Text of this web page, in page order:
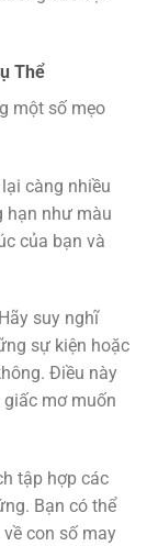
Thể
một số mẹo
càng nhiều
hạn như màu
của bạn và
Hãy suy nghĩ
sự kiện hoặc
Điều này
mơ muốn
tập hợp các
Bạn có thể
con số may